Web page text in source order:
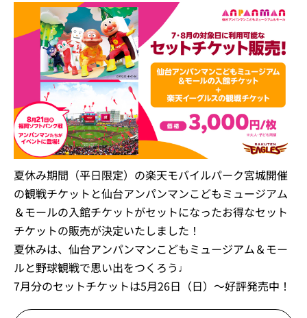
夏休み期間（平日限定）の楽天モバイルパーク宮城開催
の観戦チケットと仙台アンパンマンこどもミュージアム
＆モールの入館チケットがセットになったお得なセット
チケットの販売が決定いたしました！
夏休みは、仙台アンパンマンこどもミュージアム＆モー
ルと野球観戦で思い出をつくろう♩
7月分のセットチケットは5月26日（日）～好評発売中！